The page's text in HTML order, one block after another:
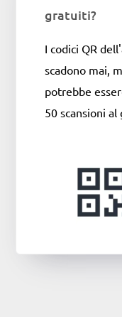
gratuiti?
I codici QR
scadono mai,
potrebbe
50 scansioni al